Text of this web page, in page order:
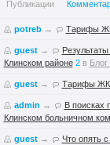
Публикации
potreb→ Тарифы
guest→
Клинском районе 2в
guest→ Тарифы
admin →
В поисках
Клинском больничном
guest→ Что опять